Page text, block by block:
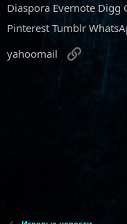
Diaspora Evernote Digg
Pinterest Tumblr
yahoomail
Ссылка